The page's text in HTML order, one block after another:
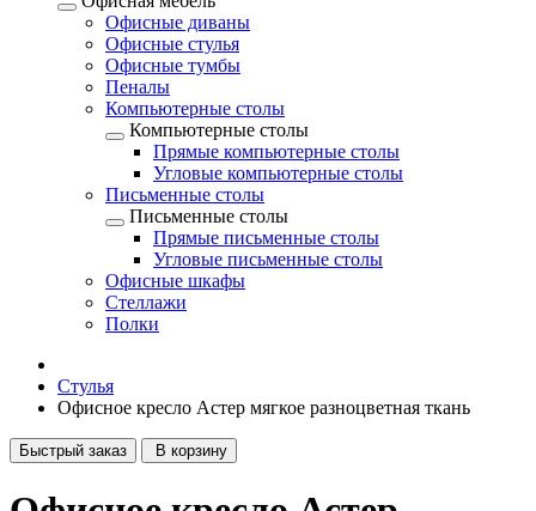
Офисные диваны
Офисные стулья
Офисные тумбы
Пеналы
Компьютерные столы
Компьютерные столы
Прямые компьютерные столы
Угловые компьютерные столы
Письменные столы
Письменные столы
Прямые письменные столы
Угловые письменные столы
Офисные шкафы
Стеллажи
Полки
Стулья
Офисное кресло Астер мягкое разноцветная ткань
Быстрый заказ В корзину